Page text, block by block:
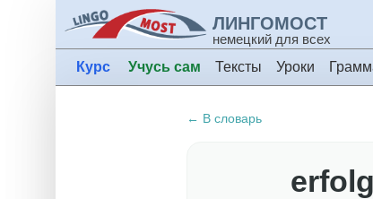
ЛИНГОМОСТ
немецкий для всех
Курс Учусь сам Тексты Уроки
← В словарь